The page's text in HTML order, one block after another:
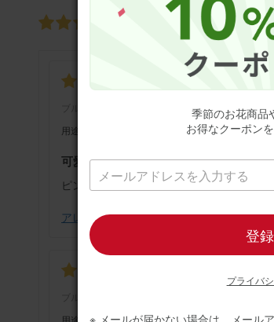
（17件のレビュー）
用途：
可愛い可憐な花たち
ピンクの色合いが可愛いくて可憐な雰囲
アレンジメント(ピンク) Sサイズ Happy
季節のお花商品
お得なクーポン
登
プライバ